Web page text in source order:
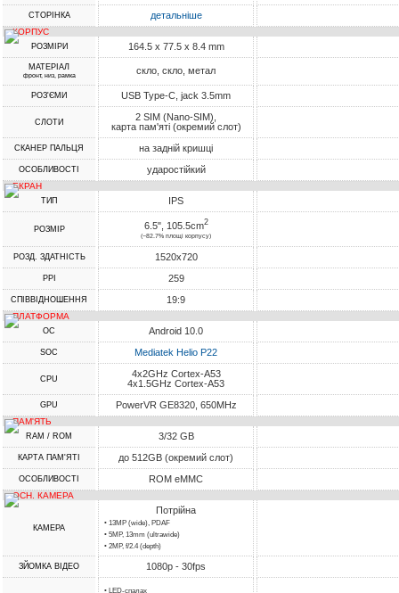
СТОРІНКА детальніше
КОРПУС
РОЗМІРИ 164.5 x 77.5 x 8.4 mm
МАТЕРІАЛ
фронт, низ, рамка скло, скло, метал
РОЗ'ЄМИ USB Type-C, jack 3.5mm
СЛОТИ
2 SIM (Nano-SIM),
карта пам'яті (окремий слот)
СКАНЕР ПАЛЬЦЯ на задній кришці
ОСОБЛИВОСТІ ударостійкий
ЕКРАН
ТИП IPS
РОЗМІР 6.5", 105.5cm2
(~82.7% площі корпусу)
РОЗД. ЗДАТНІСТЬ 1520x720
PPI 259
СПІВВІДНОШЕННЯ 19:9
ПЛАТФОРМА
ОС Android 10.0
SOC Mediatek Helio P22
CPU
4x2GHz Cortex-A53
4x1.5GHz Cortex-A53
GPU PowerVR GE8320, 650MHz
ПАМ'ЯТЬ
RAM / ROM 3/32 GB
КАРТА ПАМ'ЯТІ до 512GB (окремий слот)
ОСОБЛИВОСТІ ROM eMMC
ОСН. КАМЕРА
КАМЕРА
Потрійна
• 13MP (wide), PDAF
• 5MP, 13mm (ultrawide)
• 2MP, f/2.4 (depth)
ЗЙОМКА ВІДЕО 1080p - 30fps
• LED-спалах